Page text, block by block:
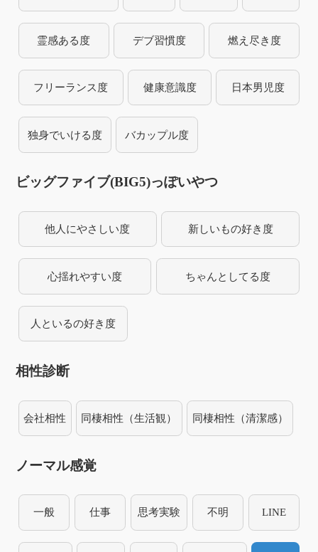
霊感ある度 デブ習慣度 燃え尽き度
フリーランス度 健康意識度 日本男児度
独身でいける度 バカップル度
ビッグファイブ(BIG5)っぽいやつ
他人にやさしい度 新しいもの好き度
心揺れやすい度 ちゃんとしてる度
人といるの好き度
相性診断
会社相性 同棲相性（生活観） 同棲相性（清潔感）
ノーマル感覚
一般 仕事 思考実験 不明 LINE